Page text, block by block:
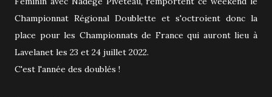
Championnat Régional Doublette et s'octroient donc la
place pour les Championnats de France qui auront lieu à
Lavelanet les 23 et 24 juillet 2022.
C'est l'année des doublés !